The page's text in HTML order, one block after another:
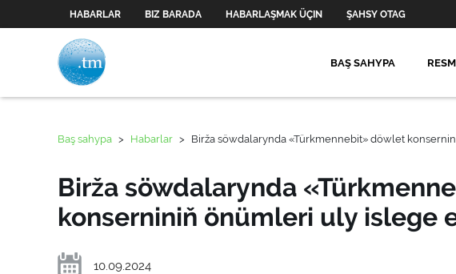
HABARLAR BIZ BARADA HABARLAŞMAK ÜÇIN ŞAHSY OTAG
BAŞ SAHYPA
Baş sahypa > Habarlar > Birža söwdalarynda «Türkmennebit» döwlet
Birža söwdalarynda
konserniniň önümleri uly islege
10.09.2024